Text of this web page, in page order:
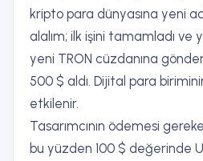
kripto para dünyasına yeni
alalım; ilk işini tamamladı ve
yeni TRON cüzdanına
500 $ aldı. Dijital para
etkilenir.
Tasarımcının ödemesi
bu yüzden 100 $ değerinde